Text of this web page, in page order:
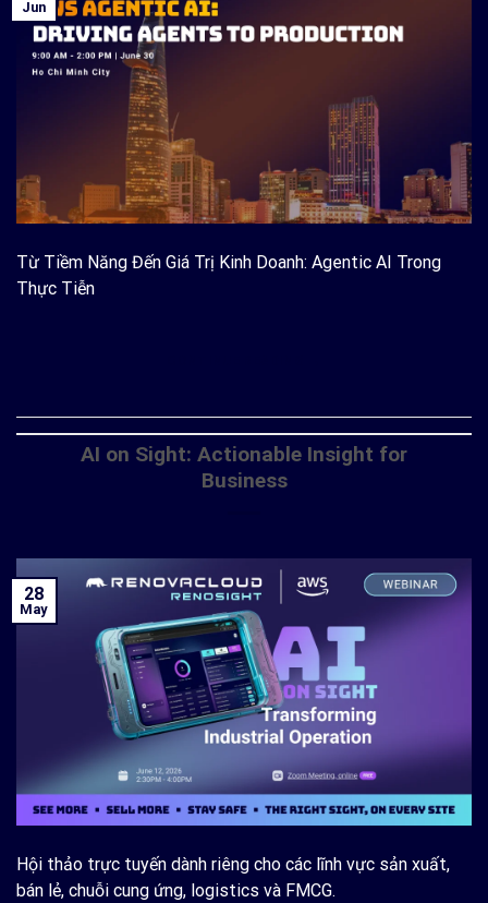
Jun
Từ Tiềm Năng Đến Giá Trị Kinh Doanh: Agentic AI Trong
Thực Tiễn
AI on Sight: Actionable Insight for
Business
28
May
Hội thảo trực tuyến dành riêng cho các lĩnh vực sản xuất,
bán lẻ, chuỗi cung ứng, logistics và FMCG.